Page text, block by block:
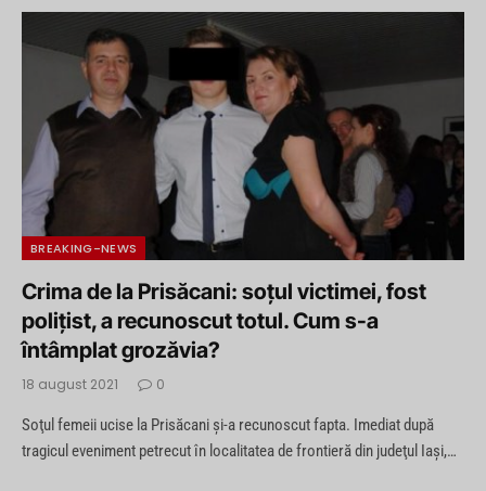
BREAKING-NEWS
Crima de la Prisăcani: soţul victimei, fost
poliţist, a recunoscut totul. Cum s-a
întâmplat grozăvia?
18 august 2021 0
Soţul femeii ucise la Prisăcani şi-a recunoscut fapta. Imediat după
tragicul eveniment petrecut în localitatea de frontieră din judeţul Iaşi,…